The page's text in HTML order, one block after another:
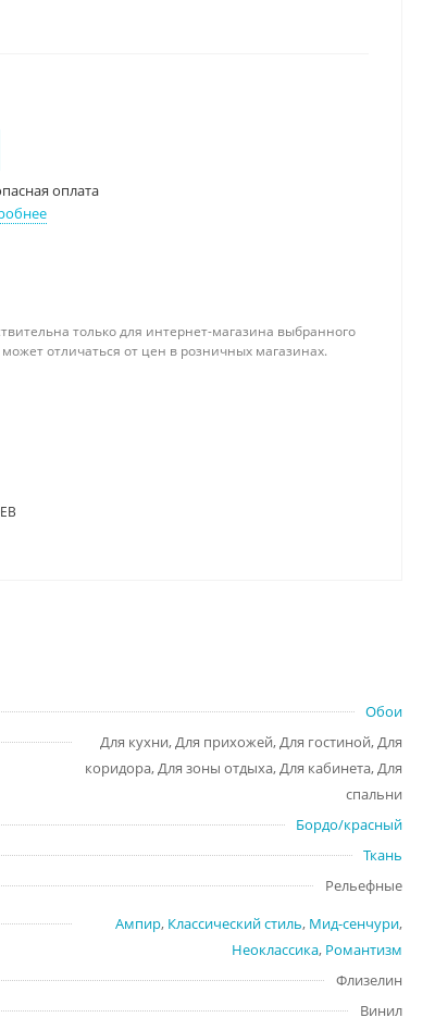
оплата
только для интернет-магазина выбранного
отличаться от цен в розничных магазинах.
Обои
Для кухни, Для прихожей, Для гостиной, Для
коридора, Для зоны отдыха, Для кабинета, Для
спальни
Бордо/красный
Ткань
Рельефные
Ампир, Классический стиль, Мид-сенчури,
Неоклассика, Романтизм
Флизелин
Винил